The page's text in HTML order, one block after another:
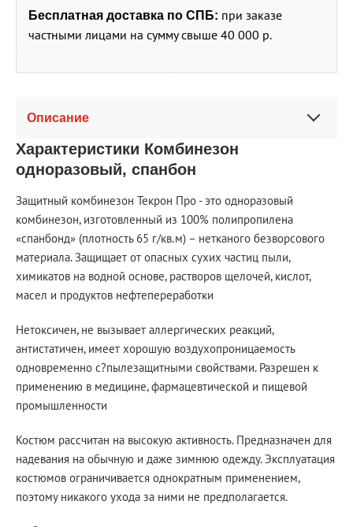
Бесплатная доставка по СПБ: при заказе
частными лицами на сумму свыше 40 000 р.
Описание
Характеристики Комбинезон
одноразовый, спанбон
Защитный комбинезон Текрон Про - это одноразовый
комбинезон, изготовленный из 100% полипропилена
«cпанбонд» (плотность 65 г/кв.м) – нетканого безворсового
материала. Защищает от опасных сухих частиц пыли,
химикатов на водной основе, растворов щелочей, кислот,
масел и продуктов нефтепереработки
Нетоксичен, не вызывает аллергических реакций,
антистатичен, имеет хорошую воздухопроницаемость
одновременно с?пылезащитными свойствами. Разрешен к
применению в медицине, фармацевтической и пищевой
промышленности
Костюм рассчитан на высокую активность. Предназначен для
надевания на обычную и даже зимнюю одежду. Эксплуатация
костюмов ограничивается однократным применением,
поэтому никакого ухода за ними не предполагается.